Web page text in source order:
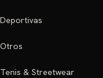
Deportivas
Otros
Tenis & Streetwear